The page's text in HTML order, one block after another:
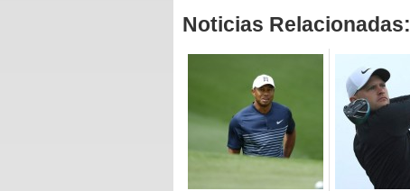
Noticias Relacionadas: